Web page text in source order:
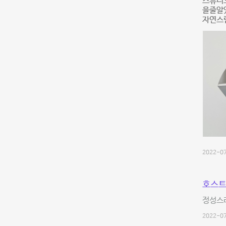
을줄알
자연스
2022-
호스
정성
2022-